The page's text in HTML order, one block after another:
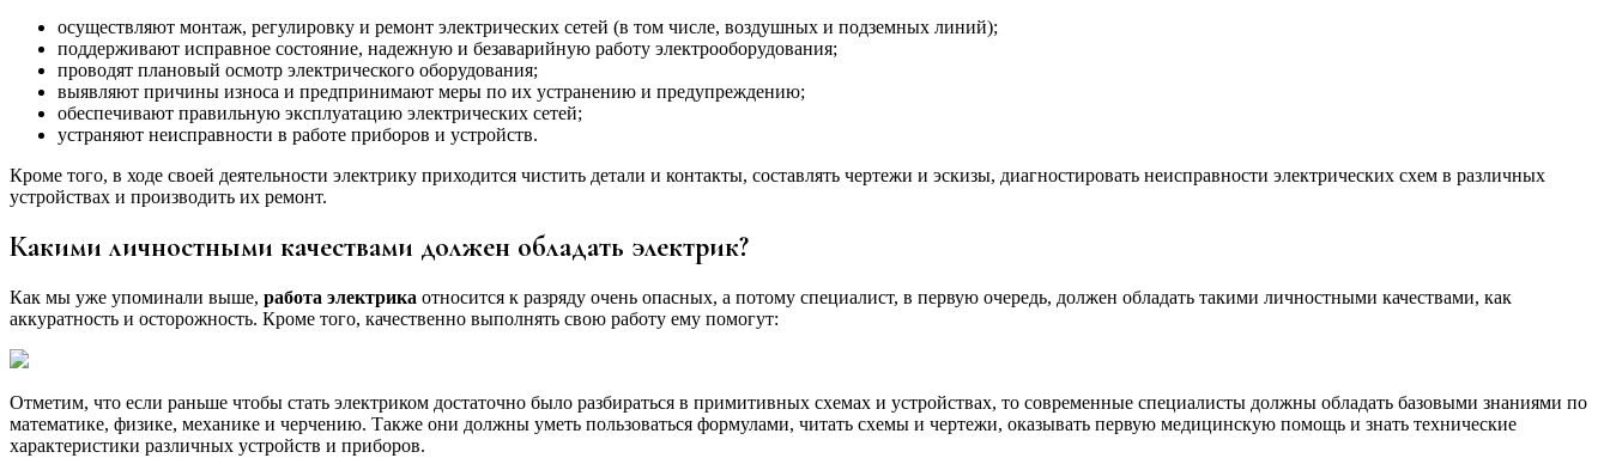
осуществляют монтаж, регулировку и ремонт электрических сетей (в том числе, воздушных и подземных линий);
поддерживают исправное состояние, надежную и безаварийную работу электрооборудования;
проводят плановый осмотр электрического оборудования;
выявляют причины износа и предпринимают меры по их устранению и предупреждению;
обеспечивают правильную эксплуатацию электрических сетей;
устраняют неисправности в работе приборов и устройств.
Кроме того, в ходе своей деятельности электрику приходится чистить детали и контакты, составлять чертежи и эскизы, диагностировать неисправности электрических схем в различных
устройствах и производить их ремонт.
Какими личностными качествами должен обладать электрик?
Как мы уже упоминали выше, работа электрика относится к разряду очень опасных, а потому специалист, в первую очередь, должен обладать такими личностными качествами, как
аккуратность и осторожность. Кроме того, качественно выполнять свою работу ему помогут:
Отметим, что если раньше чтобы стать электриком достаточно было разбираться в примитивных схемах и устройствах, то современные специалисты должны обладать базовыми знаниями по
математике, физике, механике и черчению. Также они должны уметь пользоваться формулами, читать схемы и чертежи, оказывать первую медицинскую помощь и знать технические
характеристики различных устройств и приборов.